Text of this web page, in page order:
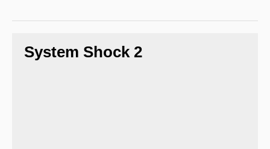
System Shock 2